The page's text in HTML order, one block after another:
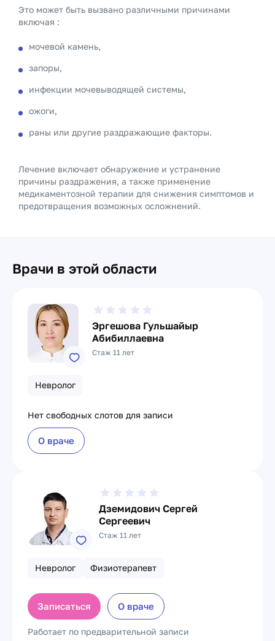
Это может быть вызвано различными причинами
включая :
мочевой камень,
запоры,
инфекции мочевыводящей системы,
ожоги,
раны или другие раздражающие факторы.
Лечение включает обнаружение и устранение
причины раздражения, а также применение
медикаментозной терапии для снижения симптомов и
предотвращения возможных осложнений.
Врачи в этой области
Эргешова Гульшайыр
Абибиллаевна
Стаж 11 лет
Невролог
Нет свободных слотов для записи
О враче
Дземидович Сергей
Сергеевич
Стаж 11 лет
Невролог Физиотерапевт
Записаться О враче
Работает по предварительной записи